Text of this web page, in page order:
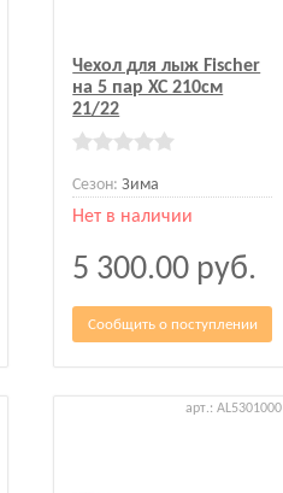
Чехол для лыж Fischer
на 5 пар XC 210см
21/22
Сезон: Зима
Нет в наличии
5 300.00 руб.
Сообщить о поступлении
арт.: AL5301000